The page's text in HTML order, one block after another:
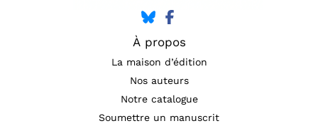
À propos
La maison d’édition
Nos auteurs
Notre catalogue
Soumettre un manuscrit